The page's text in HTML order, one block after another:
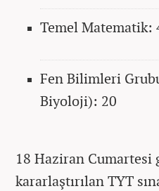
Temel Matematik:
Fen Bilimleri
Biyoloji): 20
18 Haziran Cumartesi
kararlaştırılan TYT